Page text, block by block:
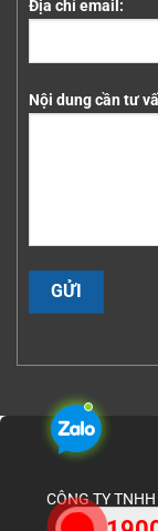
Địa chỉ email:
Nội dung cần tư
CÔNG TY